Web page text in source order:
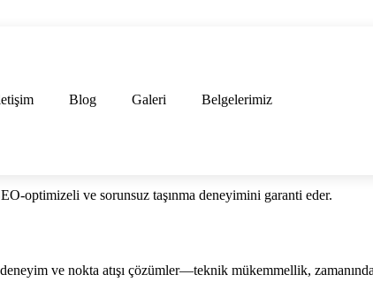
Blog Galeri Belgelerimiz
optimizeli ve sorunsuz taşınma deneyimini garanti eder.
ve nokta atışı çözümler—teknik mükemmellik,